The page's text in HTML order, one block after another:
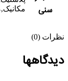
سنی
نظرات (0)
دیدگاهها